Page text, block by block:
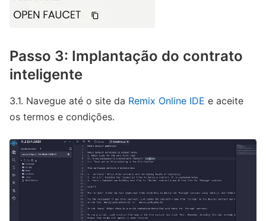
Passo 3: Implantação do contrato
inteligente
3.1. Navegue até o site da Remix Online IDE e aceite
os termos e condições.